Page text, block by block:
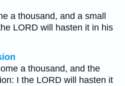
a thousand, and a small
LORD will hasten it in his
a thousand, and the
I the LORD will hasten it